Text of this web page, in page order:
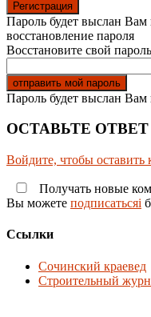
Пароль будет выслан Вам
восстановление пароля
Восстановите свой пароль
Пароль будет выслан Вам
ОСТАВЬТЕ ОТВЕТ
Войдите, чтобы оставить
Получать новые
Вы можете подписатьсяi
Ссылки
Сочинский краевед
Строительный